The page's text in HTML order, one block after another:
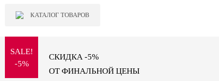
КАТАЛОГ ТОВАРОВ
SALE!
-5%
СКИДКА -5%
ОТ ФИНАЛЬНОЙ ЦЕНЫ